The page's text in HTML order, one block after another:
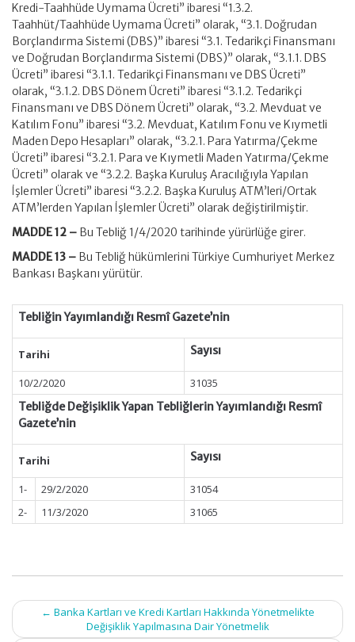
Kredi-Taahhüde Uymama Ücreti” ibaresi “1.3.2.
Taahhüt/Taahhüde Uymama Ücreti” olarak, “3.1. Doğrudan
Borçlandırma Sistemi (DBS)” ibaresi “3.1. Tedarikçi Finansmanı
ve Doğrudan Borçlandırma Sistemi (DBS)” olarak, “3.1.1. DBS
Ücreti” ibaresi “3.1.1. Tedarikçi Finansmanı ve DBS Ücreti”
olarak, “3.1.2. DBS Dönem Ücreti” ibaresi “3.1.2. Tedarikçi
Finansmanı ve DBS Dönem Ücreti” olarak, “3.2. Mevduat ve
Katılım Fonu” ibaresi “3.2. Mevduat, Katılım Fonu ve Kıymetli
Maden Depo Hesapları” olarak, “3.2.1. Para Yatırma/Çekme
Ücreti” ibaresi “3.2.1. Para ve Kıymetli Maden Yatırma/Çekme
Ücreti” olarak ve “3.2.2. Başka Kuruluş Aracılığıyla Yapılan
İşlemler Ücreti” ibaresi “3.2.2. Başka Kuruluş ATM’leri/Ortak
ATM’lerden Yapılan İşlemler Ücreti” olarak değiştirilmiştir.
MADDE 12 – Bu Tebliğ 1/4/2020 tarihinde yürürlüğe girer.
MADDE 13 – Bu Tebliğ hükümlerini Türkiye Cumhuriyet Merkez
Bankası Başkanı yürütür.
Tebliğin Yayımlandığı Resmî Gazete’nin
Tarihi Sayısı
10/2/2020
31035
Tebliğde Değişiklik Yapan Tebliğlerin Yayımlandığı Resmî
Gazete’nin
Tarihi Sayısı
1- 29/2/2020
31054
2-
11/3/2020 31065
Post
navigation
← Banka Kartları ve Kredi Kartları Hakkında Yönetmelikte
Değişiklik Yapılmasına Dair Yönetmelik